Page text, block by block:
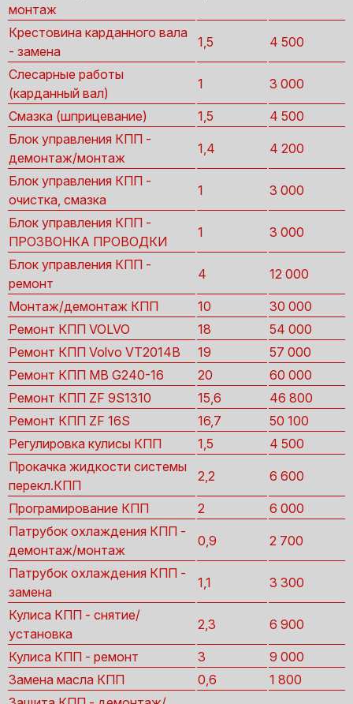
монтаж
Крестовина карданного вала
- замена
1,5 4 500
Слесарные работы
(карданный вал)
1 3 000
Смазка (шприцевание) 1,5
4 500
Блок управления КПП -
демонтаж/монтаж
1,4 4 200
Блок управления КПП -
очистка, смазка
1 3 000
Блок управления КПП -
ПРОЗВОНКА ПРОВОДКИ
1 3 000
Блок управления КПП -
ремонт
4 12 000
Монтаж/демонтаж КПП 10
30 000
Ремонт КПП VOLVO
18
54 000
Ремонт КПП Volvo VT2014B
19
57 000
Ремонт КПП MB G240-16
20
60 000
Ремонт КПП ZF 9S1310
15,6
46 800
Ремонт КПП ZF 16S
16,7
50 100
Регулировка кулисы КПП
1,5
4 500
Прокачка жидкости системы
перекл.КПП
2,2 6 600
Програмирование КПП 2
6 000
Патрубок охлаждения КПП -
демонтаж/монтаж
0,9 2 700
Патрубок охлаждения КПП -
замена
1,1 3 300
Кулиса КПП - снятие/
установка
2,3 6 900
Кулиса КПП - ремонт 3
9 000
Замена масла КПП
0,6
1 800